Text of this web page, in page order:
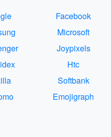
Facebook
Microsoft
Joypixels
Htc
Softbank
Emojigraph